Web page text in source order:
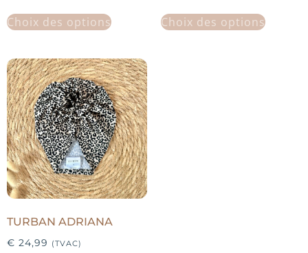
Choix des options Choix des options
TURBAN ADRIANA
€ 24,99 (TVAC)